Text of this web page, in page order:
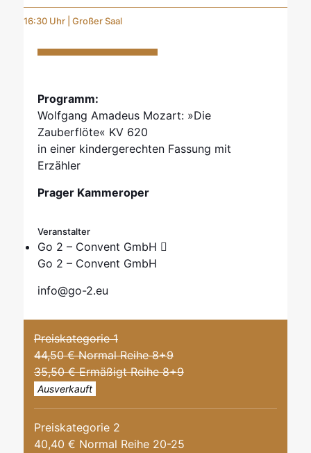
16:30 Uhr | Großer Saal
Programm:
Wolfgang Amadeus Mozart: »Die
Zauberflöte« KV 620
in einer kindergerechten Fassung mit
Erzähler
Prager Kammeroper
Veranstalter
Go 2 – Convent GmbH
Go 2 – Convent GmbH
info@go-2.eu
Preiskategorie 1
44,50 € Normal Reihe 8+9
35,50 € Ermäßigt Reihe 8+9
Ausverkauft
Preiskategorie 2
40,40 € Normal Reihe 20-25